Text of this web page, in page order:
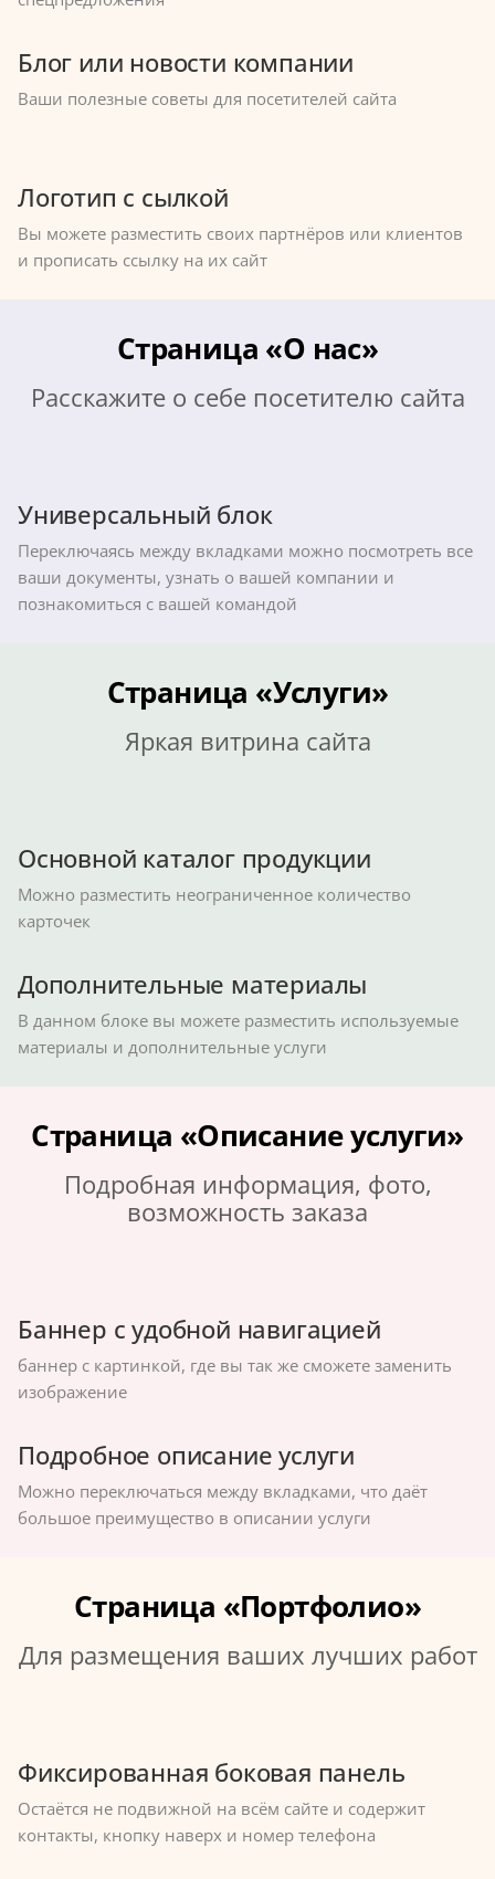
Блог или новости компании
Ваши полезные советы для посетителей сайта
Логотип с сылкой
Вы можете разместить своих партнёров или клиентов
и прописать ссылку на их сайт
Страница «О нас»
Расскажите о себе посетителю сайта
Универсальный блок
Переключаясь между вкладками можно посмотреть все
ваши документы, узнать о вашей компании и
познакомиться с вашей командой
Страница «Услуги»
Яркая витрина сайта
Основной каталог продукции
Можно разместить неограниченное количество
карточек
Дополнительные материалы
В данном блоке вы можете разместить используемые
материалы и дополнительные услуги
Страница «Описание услуги»
Подробная информация, фото,
возможность заказа
Баннер с удобной навигацией
баннер с картинкой, где вы так же сможете заменить
изображение
Подробное описание услуги
Можно переключаться между вкладками, что даёт
большое преимущество в описании услуги
Страница «Портфолио»
Для размещения ваших лучших работ
Фиксированная боковая панель
Остаётся не подвижной на всём сайте и содержит
контакты, кнопку наверх и номер телефона